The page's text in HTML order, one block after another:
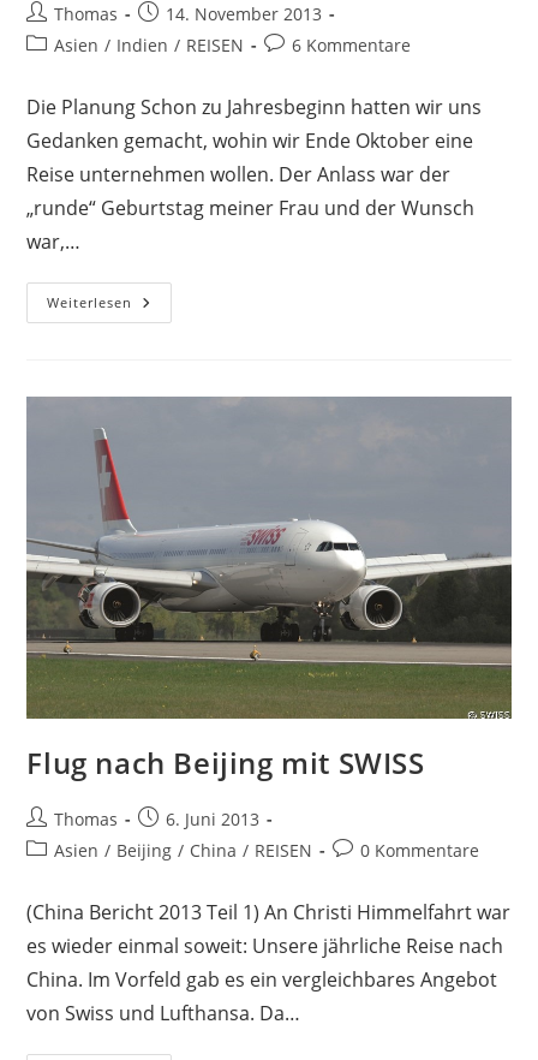
Beitrags-
Autor:
Thomas
Beitrag
veröffentlicht:
14. November 2013
Beitrags-
Asien / Indien / REISEN
Beitrags-
6 Kommentare
Die Planung Schon zu Jahresbeginn hatten wir uns
Gedanken gemacht, wohin wir Ende Oktober eine
Reise unternehmen wollen. Der Anlass war der
„runde“ Geburtstag meiner Frau und der Wunsch
war,…
Weiterlesen Reisen
Und
Flug nach Beijing mit SWISS
Beitrags-
Autor:
Thomas
Beitrag
veröffentlicht:
6. Juni 2013
Beitrags-
Asien / Beijing / China / REISEN
Beitrags-
0 Kommentare
(China Bericht 2013 Teil 1) An Christi Himmelfahrt war
es wieder einmal soweit: Unsere jährliche Reise nach
China. Im Vorfeld gab es ein vergleichbares Angebot
von Swiss und Lufthansa. Da…